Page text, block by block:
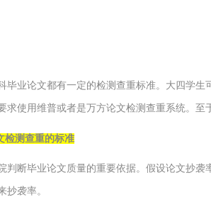
毕业论文都有一定的检测查重标准。大四学
求使用维普或者是万方论文检测查重系统。
检测查重的标准
判断毕业论文质量的重要依据。假设论文抄
抄袭率。